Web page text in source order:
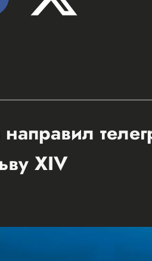
направил
XIV